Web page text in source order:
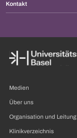
Kontakt
Medien
Über uns
Organisation und Leitung
Klinikverzeichnis